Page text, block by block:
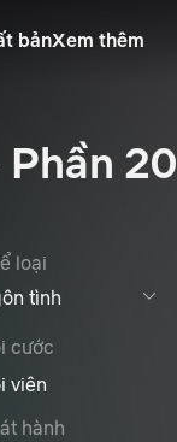
bảnXem thêm
20
loại
cước
viên
hành